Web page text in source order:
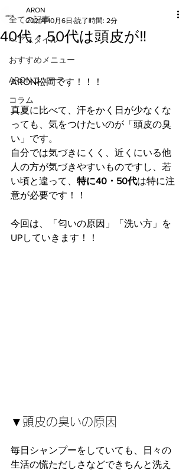
全ての記事
ヘアスタイル
おすすめメニュー
ARONニュース
コラム
40代・50代は頭皮が‼︎
ARON
2021年10月6日 読了時間: 2分
ARON松岡です！！！
真夏に比べて、汗をかく日が少なくな
っても、気をつけたいのが「頭皮の臭
い」です。
自分では気づきにくく、近くにいる他
人の方が気づきやすいものですし、若
い頃と違って、 特に40・50代は特に注
意が必要です！！
今回は、「匂いの原因」「洗い方」を
UPしていきます！！
▼頭皮の臭いの原因
毎日シャンプーをしていても、日々の
生活の慌ただしさなどできちんと洗え